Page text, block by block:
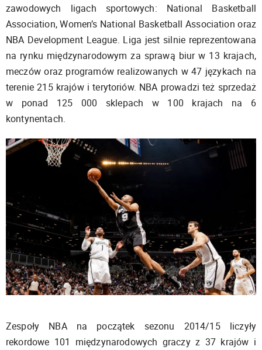
zawodowych ligach sportowych: National Basketball
Association, Women’s National Basketball Association oraz
NBA Development League. Liga jest silnie reprezentowana
na rynku międzynarodowym za sprawą biur w 13 krajach,
meczów oraz programów realizowanych w 47 językach na
terenie 215 krajów i terytoriów. NBA prowadzi też sprzedaż
w ponad 125 000 sklepach w 100 krajach na 6
kontynentach.
Zespoły NBA na początek sezonu 2014/15 liczyły
rekordowe 101 międzynarodowych graczy z 37 krajów i